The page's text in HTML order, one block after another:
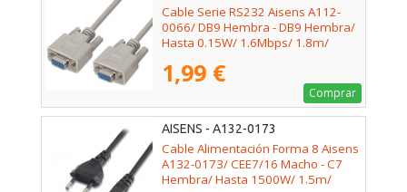
Cable Serie RS232 Aisens A112-
0066/ DB9 Hembra - DB9 Hembra/
Hasta 0.15W/ 1.6Mbps/ 1.8m/
1,99 €
Comprar
AISENS - A132-0173
Cable Alimentación Forma 8 Aisens
A132-0173/ CEE7/16 Macho - C7
Hembra/ Hasta 1500W/ 1.5m/